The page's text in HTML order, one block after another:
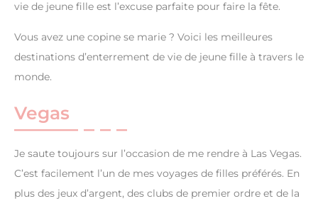
vie de jeune fille est l’excuse parfaite pour faire la fête.
Vous avez une copine se marie ? Voici les meilleures
destinations d’enterrement de vie de jeune fille à travers le
monde.
Vegas
Je saute toujours sur l’occasion de me rendre à Las Vegas.
C’est facilement l’un de mes voyages de filles préférés. En
plus des jeux d’argent, des clubs de premier ordre et de la